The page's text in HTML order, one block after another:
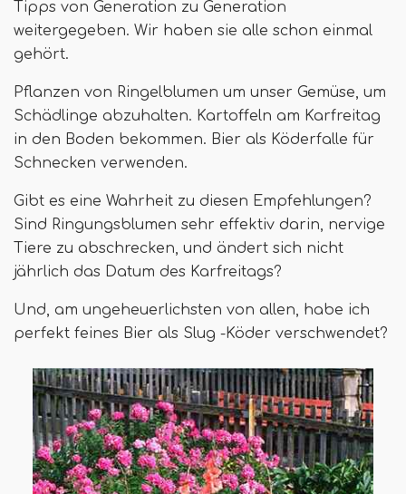
Tipps von Generation zu Generation
weitergegeben. Wir haben sie alle schon einmal
gehört.
Pflanzen von Ringelblumen um unser Gemüse, um
Schädlinge abzuhalten. Kartoffeln am Karfreitag
in den Boden bekommen. Bier als Köderfalle für
Schnecken verwenden.
Gibt es eine Wahrheit zu diesen Empfehlungen?
Sind Ringungsblumen sehr effektiv darin, nervige
Tiere zu abschrecken, und ändert sich nicht
jährlich das Datum des Karfreitags?
Und, am ungeheuerlichsten von allen, habe ich
perfekt feines Bier als Slug -Köder verschwendet?